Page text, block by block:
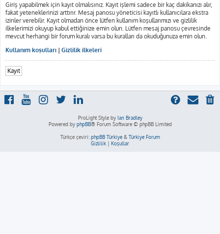
Giriş yapabilmek için kayıt olmalısınız. Kayıt işlemi sadece bir kaç dakikanızı alır,
fakat yeteneklerinizi arttırır. Mesaj panosu yöneticisi kayıtlı kullanıcılara ekstra
izinler verebilir. Kayıt olmadan önce lütfen kullanım koşullarımızı ve gizlilik
ilkelerimizi okuyup kabul ettiğinize emin olun. Lütfen mesaj panosu çevresinde
mevcut herhangi bir forum kuralı varsa bu kuralları da okuduğunuza emin olun.
Kullanım koşulları | Gizlilik ilkeleri
Kayıt
ProLight Style by Ian Bradley
Powered by phpBB® Forum Software © phpBB Limited
Türkçe çeviri: phpBB Türkiye& Türkiye Forum
Gizlilik | Koşullar